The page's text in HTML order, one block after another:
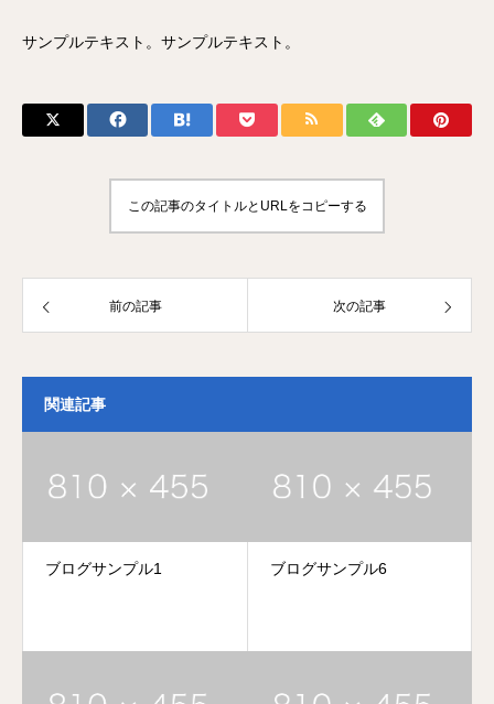
サンプルテキスト。サンプルテキスト。
この記事のタイトルとURLをコピーする
前の記事 次の記事
関連記事
ブログサンプル1 ブログサンプル6